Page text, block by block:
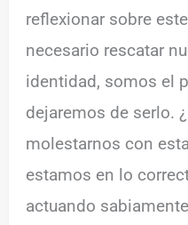
reflexionar sobre
necesario rescatar
identidad, somos el
dejaremos de serlo.
molestarnos con
estamos en lo
actuando